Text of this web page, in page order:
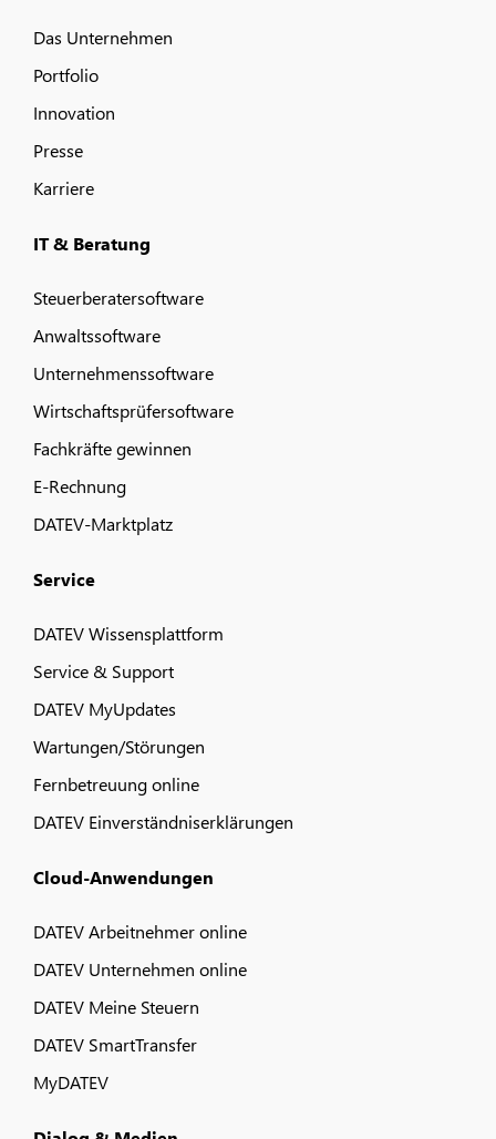
Das Unternehmen
Portfolio
Innovation
Presse
Karriere
IT & Beratung
Steuerberatersoftware
Anwaltssoftware
Unternehmenssoftware
Wirtschaftsprüfersoftware
Fachkräfte gewinnen
E-Rechnung
DATEV-Marktplatz
Service
DATEV Wissensplattform
Service & Support
DATEV MyUpdates
Wartungen/Störungen
Fernbetreuung online
DATEV Einverständniserklärungen
Cloud-Anwendungen
DATEV Arbeitnehmer online
DATEV Unternehmen online
DATEV Meine Steuern
DATEV SmartTransfer
MyDATEV